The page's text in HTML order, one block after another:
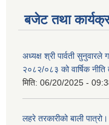
बजेट तथा
अध्यक्ष श्री पार्वती
२०८२/०८३ को वार्षिक नीति
मिति: 06/20/2025 -
लहरे तरकारीको बाली पात्रो।